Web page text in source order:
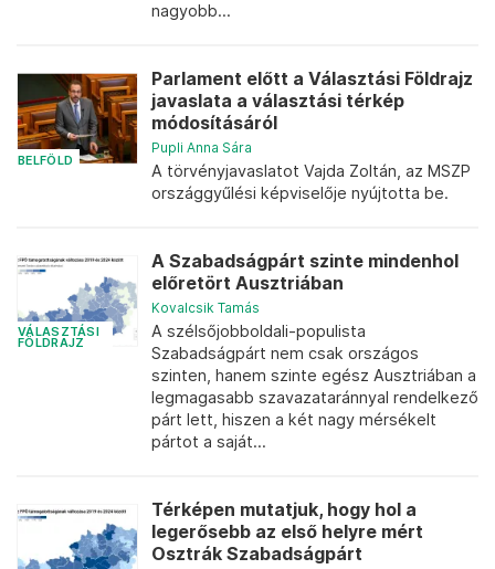
nagyobb...
BELFÖLD
Parlament előtt a Választási Földrajz
javaslata a választási térkép
módosításáról
Pupli Anna Sára
A törvényjavaslatot Vajda Zoltán, az MSZP
országgyűlési képviselője nyújtotta be.
VÁLASZTÁSI
FÖLDRAJZ
A Szabadságpárt szinte mindenhol
előretört Ausztriában
Kovalcsik Tamás
A szélsőjobboldali-populista
Szabadságpárt nem csak országos
szinten, hanem szinte egész Ausztriában a
legmagasabb szavazataránnyal rendelkező
párt lett, hiszen a két nagy mérsékelt
pártot a saját...
Térképen mutatjuk, hogy hol a
legerősebb az első helyre mért
Osztrák Szabadságpárt